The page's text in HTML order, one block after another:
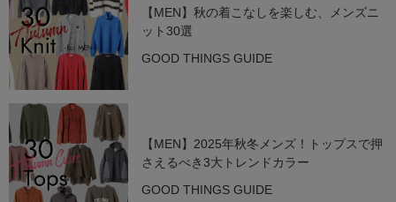
【MEN】秋の着こなしを楽しむ、メンズニ
ット30選
GOOD THINGS GUIDE
【MEN】2025年秋冬メンズ！トップスで押
さえるべき3大トレンドカラー
GOOD THINGS GUIDE